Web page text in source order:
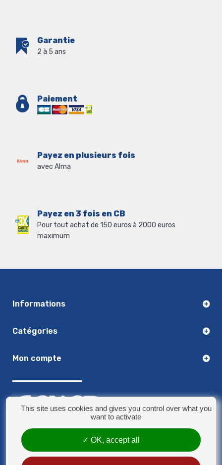
Garantie
2 à 5 ans
Paiement
Payez en plusieurs fois
avec Alma
Payez en 3 fois en CB
Pour tout achat de 150 euros à 2000 euros
maximum
Informations
Catégories
Mon compte
8 rue Jules Verne - 59790 Ronchin
contact@sonorplus.com
This site uses cookies and gives you control over what you
want to activate
OK, accept all